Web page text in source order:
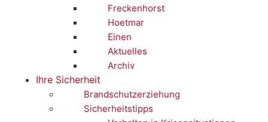
Freckenhorst
Hoetmar
Einen
Aktuelles
Archiv
Ihre Sicherheit
Brandschutzerziehung
Sicherheitstipps